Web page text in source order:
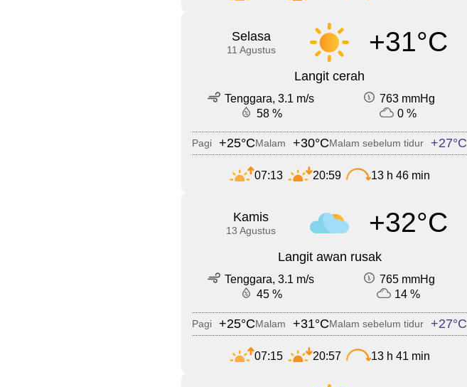
Selasa
11 Agustus +31°C
Langit cerah
Tenggara, 3.1 m/s
763 mmHg
58 %
0 %
Pagi +25°CMalam +30°CMalam sebelum tidur +27°C
07:13 20:59 13 h 46 min
Kamis
13 Agustus +32°C
Langit awan rusak
Tenggara, 3.1 m/s
765 mmHg
45 %
14 %
Pagi +25°CMalam +31°CMalam sebelum tidur +27°C
07:15 20:57 13 h 41 min